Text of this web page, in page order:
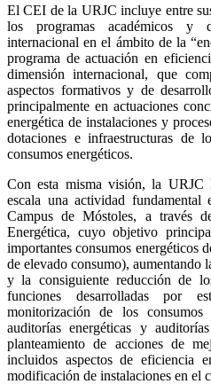
El CEI de la URJC incluye entre
los programas académicos y
internacional en el ámbito de la
programa de actuación en
dimensión internacional, que
aspectos formativos y de
principalmente en actuaciones
energética de instalaciones y
dotaciones e infraestructuras
consumos energéticos.
Con esta misma visión, la URJC
escala una actividad
Campus de Móstoles, a través
Energética, cuyo objetivo
importantes consumos energéticos
de elevado consumo), aumentando
y la consiguiente reducción de
funciones desarrolladas por
monitorización de los
auditorías energéticas y
planteamiento de acciones de
incluidos aspectos de eficiencia
modificación de instalaciones en el